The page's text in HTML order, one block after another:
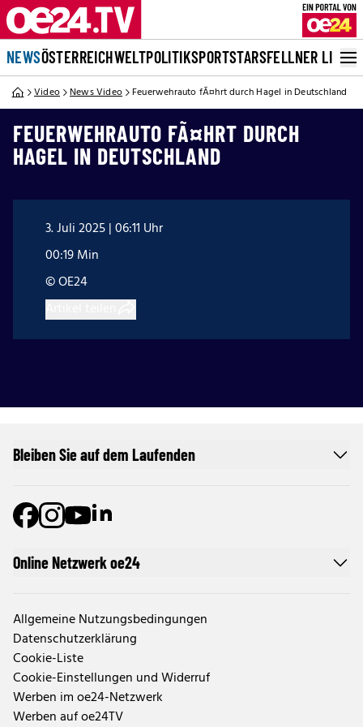
NEWSÖSTERREICHWELTPOLITIKSPORTSTARSFELLNER LIVE
Video News Video Feuerwehrauto fÃ¤hrt durch Hagel in Deutschland
FEUERWEHRAUTO FÃ¤HRT DURCH
HAGEL IN DEUTSCHLAND
3. Juli 2025 | 06:11 Uhr
00:19 Min
© OE24
Online Netzwerk oe24
Allgemeine Nutzungsbedingungen
Datenschutzerklärung
Cookie-Liste
Cookie-Einstellungen und Widerruf
Werben im oe24-Netzwerk
Werben auf oe24TV
Bleiben Sie auf dem Laufenden